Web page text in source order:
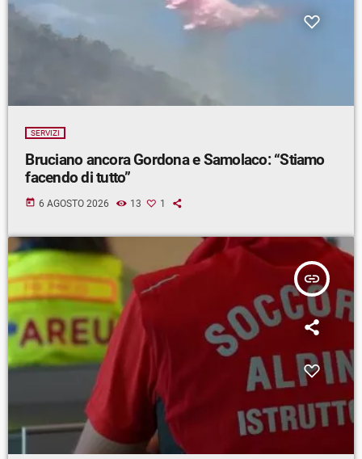
SERVIZI
Bruciano ancora Gordona e Samolaco: “Stiamo
facendo di tutto”
today 6 AGOSTO 2026 13 1
insert_link